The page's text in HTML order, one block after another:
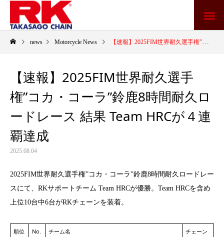
news Motorcycle News 【速報】2025FIM世界耐久選手権”コカ・コーラ”鈴鹿8時間耐久ロードレース 結果 Team HRCが４連覇達成
【速報】2025FIM世界耐久選手
権”コカ・コーラ”鈴鹿8時間耐久ロ
ードレース 結果 Team HRCが４連
覇達成
2025.08.04
2025FIM世界耐久選手権”コカ・コーラ”鈴鹿8時間耐久ロードレー
スにて、RKサポートチーム Team HRCが優勝。Team HRCを含め
上位10台中6台がRKチェーンを装着。
順位 No. チーム名
チェーン